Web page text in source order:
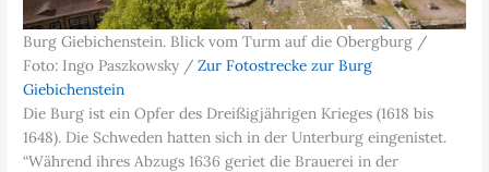
Burg Giebichenstein. Blick vom Turm auf die Obergburg /
Foto: Ingo Paszkowsky /Zur Fotostrecke zur Burg
Giebichenstein
Die Burg ist ein Opfer des Dreißigjährigen Krieges (1618 bis
1648). Die Schweden hatten sich in der Unterburg eingenistet.
“Während ihres Abzugs 1636 geriet die Brauerei in der